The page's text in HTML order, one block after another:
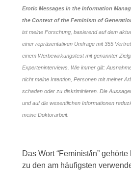
Erotic Messages in the Information
the Context of the Feminism of
ist meine Forschung, basierend auf dem
einer repräsentativen Umfrage mit 355
einem Werbewirkungstest mit genannter
Experteninterviews. Wie immer gilt:
nicht meine Intention, Personen mit meiner
schaden oder zu diskriminieren. Die
und auf die wesentlichen Informationen
meine Doktorarbeit.
Das Wort “Feminist/in”
zu den am häufigsten